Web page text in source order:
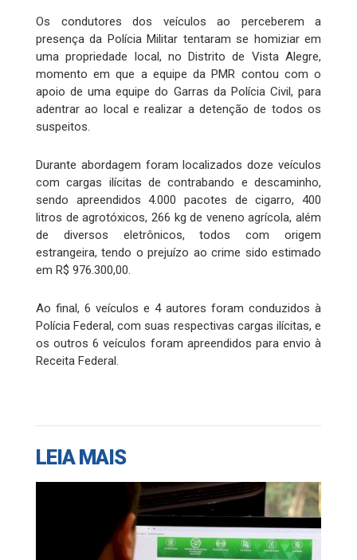
Os condutores dos veículos ao perceberem a
presença da Polícia Militar tentaram se homiziar em
uma propriedade local, no Distrito de Vista Alegre,
momento em que a equipe da PMR contou com o
apoio de uma equipe do Garras da Polícia Civil, para
adentrar ao local e realizar a detenção de todos os
suspeitos.
Durante abordagem foram localizados doze veículos
com cargas ilícitas de contrabando e descaminho,
sendo apreendidos 4.000 pacotes de cigarro, 400
litros de agrotóxicos, 266 kg de veneno agrícola, além
de diversos eletrônicos, todos com origem
estrangeira, tendo o prejuízo ao crime sido estimado
em R$ 976.300,00.
Ao final, 6 veículos e 4 autores foram conduzidos à
Polícia Federal, com suas respectivas cargas ilícitas, e
os outros 6 veículos foram apreendidos para envio à
Receita Federal.
LEIA MAIS